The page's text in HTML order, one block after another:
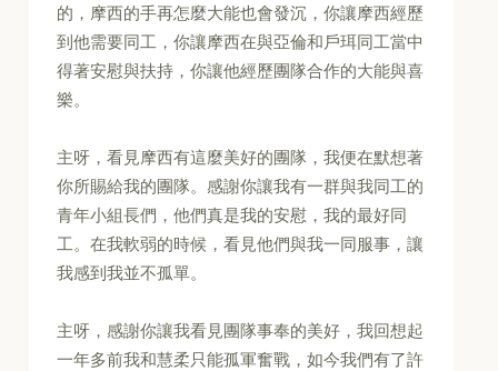
的，摩西的手再怎麼大能也會發沉，你讓摩西經歷
到他需要同工，你讓摩西在與亞倫和戶珥同工當中
得著安慰與扶持，你讓他經歷團隊合作的大能與喜
樂。
主呀，看見摩西有這麼美好的團隊，我便在默想著
你所賜給我的團隊。感謝你讓我有一群與我同工的
青年小組長們，他們真是我的安慰，我的最好同
工。在我軟弱的時候，看見他們與我一同服事，讓
我感到我並不孤單。
主呀，感謝你讓我看見團隊事奉的美好，我回想起
一年多前我和慧柔只能孤軍奮戰，如今我們有了許